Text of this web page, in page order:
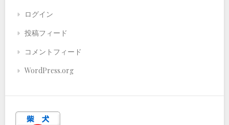
ログイン
投稿フィード
コメントフィード
WordPress.org